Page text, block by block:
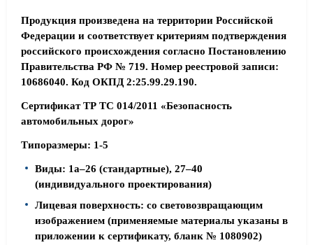
Продукция произведена на территории Российской
Федерации и соответствует критериям подтверждения
российского происхождения согласно Постановлению
Правительства РФ № 719. Номер реестровой записи:
10686040. Код ОКПД 2:25.99.29.190.
Сертификат ТР ТС 014/2011 «Безопасность
автомобильных дорог»
Типоразмеры: 1-5
Виды: 1а–26 (стандартные), 27–40
(индивидуального проектирования)
Лицевая поверхность: со световозвращающим
изображением (применяемые материалы указаны в
приложении к сертификату, бланк № 1080902)